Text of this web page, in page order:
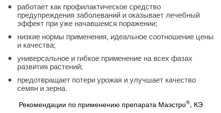
работает как профилактическое средство
предупреждения заболеваний и оказывает лечебный
эффект при уже начавшемся поражении;
низкие нормы применения, идеальное соотношение цены
и качества;
универсальное и гибкое применение на всех фазах
развития растений;
предотвращает потери урожая и улучшает качество
семян и зерна.
Рекомендации по применению препарата Маэстро®, КЭ